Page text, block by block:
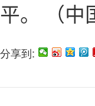
平。 （中
分享到: